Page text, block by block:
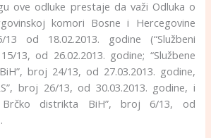
ove odluke prestaje da važi Odluka o
komori Bosne i Hercegovine
13 od 18.02.2013. godine (“Službeni
13, od 26.02.2013. godine; “Službene
broj 24/13, od 27.03.2013. godine,
broj 26/13, od 30.03.2013. godine, i
Brčko distrikta BiH”, broj 6/13, od